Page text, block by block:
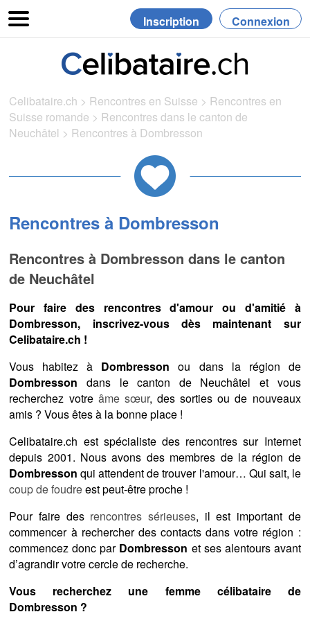
Inscription Connexion
Celibataire.ch > Rencontres en Suisse > Rencontres en
Suisse romande > Rencontres dans le canton de
Neuchâtel > Rencontres à Dombresson
Rencontres à Dombresson
Rencontres à Dombresson dans le canton
de Neuchâtel
Pour faire des rencontres d'amour ou d'amitié à
Dombresson, inscrivez-vous dès maintenant sur
Celibataire.ch !
Vous habitez à Dombresson ou dans la région de
Dombresson dans le canton de Neuchâtel et vous
recherchez votre âme sœur, des sorties ou de nouveaux
amis ? Vous êtes à la bonne place !
Celibataire.ch est spécialiste des rencontres sur Internet
depuis 2001. Nous avons des membres de la région de
Dombresson qui attendent de trouver l'amour… Qui sait, le
coup de foudreest peut-être proche !
Pour faire des rencontres sérieuses, il est important de
commencer à rechercher des contacts dans votre région :
commencez donc par Dombresson et ses alentours avant
d’agrandir votre cercle de recherche.
Vous recherchez une femme célibataire de
Dombresson ?